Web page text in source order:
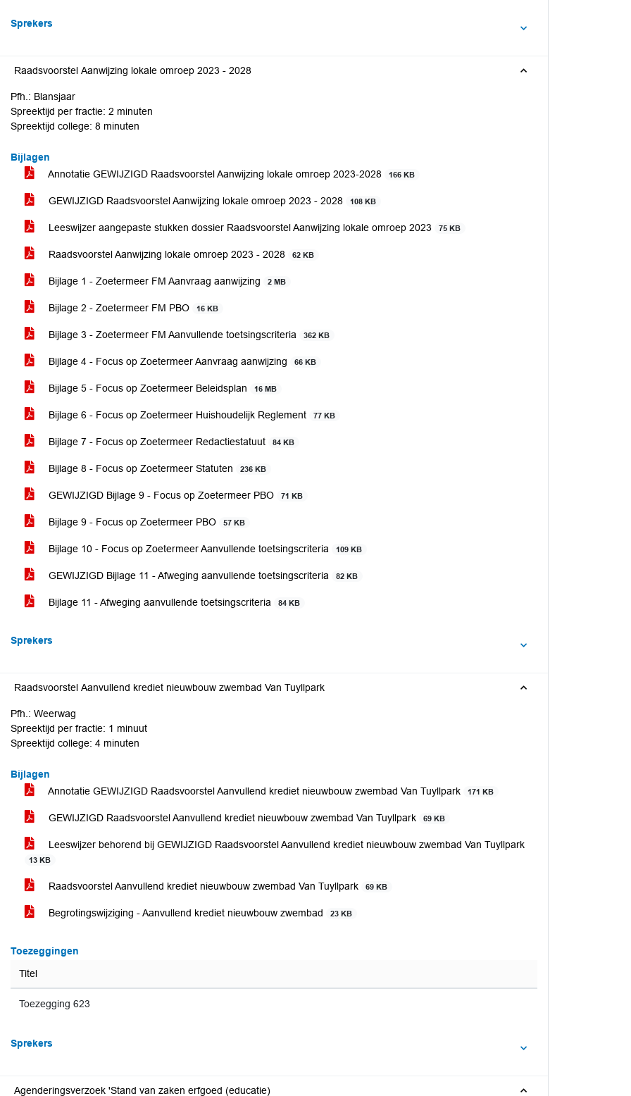
Sprekers
Raadsvoorstel Aanwijzing lokale omroep 2023 - 2028
Pfh.: Blansjaar
Spreektijd per fractie: 2 minuten
Spreektijd college: 8 minuten
Bijlagen
Annotatie GEWIJZIGD Raadsvoorstel Aanwijzing lokale omroep 2023-2028
166 KB
GEWIJZIGD Raadsvoorstel Aanwijzing lokale omroep 2023 - 2028 108 KB
Leeswijzer aangepaste stukken dossier Raadsvoorstel Aanwijzing lokale omroep 2023 75 KB
Raadsvoorstel Aanwijzing lokale omroep 2023 - 2028 62 KB
Bijlage 1 - Zoetermeer FM Aanvraag aanwijzing 2 MB
Bijlage 2 - Zoetermeer FM PBO 16 KB
Bijlage 3 - Zoetermeer FM Aanvullende toetsingscriteria 362 KB
Bijlage 4 - Focus op Zoetermeer Aanvraag aanwijzing 66 KB
Bijlage 5 - Focus op Zoetermeer Beleidsplan 16 MB
Bijlage 6 - Focus op Zoetermeer Huishoudelijk Reglement 77 KB
Bijlage 7 - Focus op Zoetermeer Redactiestatuut 84 KB
Bijlage 8 - Focus op Zoetermeer Statuten 236 KB
GEWIJZIGD Bijlage 9 - Focus op Zoetermeer PBO 71 KB
Bijlage 9 - Focus op Zoetermeer PBO 57 KB
Bijlage 10 - Focus op Zoetermeer Aanvullende toetsingscriteria 109 KB
GEWIJZIGD Bijlage 11 - Afweging aanvullende toetsingscriteria 82 KB
Bijlage 11 - Afweging aanvullende toetsingscriteria 84 KB
Sprekers
Raadsvoorstel Aanvullend krediet nieuwbouw zwembad Van Tuyllpark
Pfh.: Weerwag
Spreektijd per fractie: 1 minuut
Spreektijd college: 4 minuten
Bijlagen
Annotatie GEWIJZIGD Raadsvoorstel Aanvullend krediet nieuwbouw zwembad Van Tuyllpark
171 KB
GEWIJZIGD Raadsvoorstel Aanvullend krediet nieuwbouw zwembad Van Tuyllpark 69 KB
Leeswijzer behorend bij GEWIJZIGD Raadsvoorstel Aanvullend krediet nieuwbouw zwembad Van Tuyllpark
13 KB
Raadsvoorstel Aanvullend krediet nieuwbouw zwembad Van Tuyllpark 69 KB
Begrotingswijziging - Aanvullend krediet nieuwbouw zwembad 23 KB
Toezeggingen
Titel
Toezegging 623
Sprekers
Agenderingsverzoek 'Stand van zaken erfgoed (educatie)